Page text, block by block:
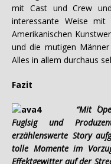
mit Cast und Crew
interessante Weise mit
Amerikanischen
und die mutigen
Alles in allem durchaus
Fazit
“Mit
Fuglsig und
erzählenswerte Story
tolle Momente im
Effektgewitter auf der